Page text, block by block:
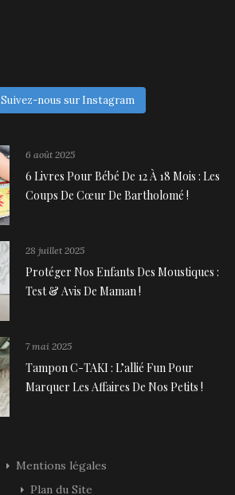
Suivez-nous sur Instagram
6 août 2025
6 Livres Pour Bébé De 12 À 18 Mois : Les
Coups De Cœur De Bartholomé !
28 juillet 2025
Protéger Nos Enfants Des Moustiques :
Test & Avis De Maman !
7 mai 2025
Tampon C-TAKI : L’allié Fun Pour
Marquer Les Affaires De Nos Petits !
Mentions légales
Plan du Site